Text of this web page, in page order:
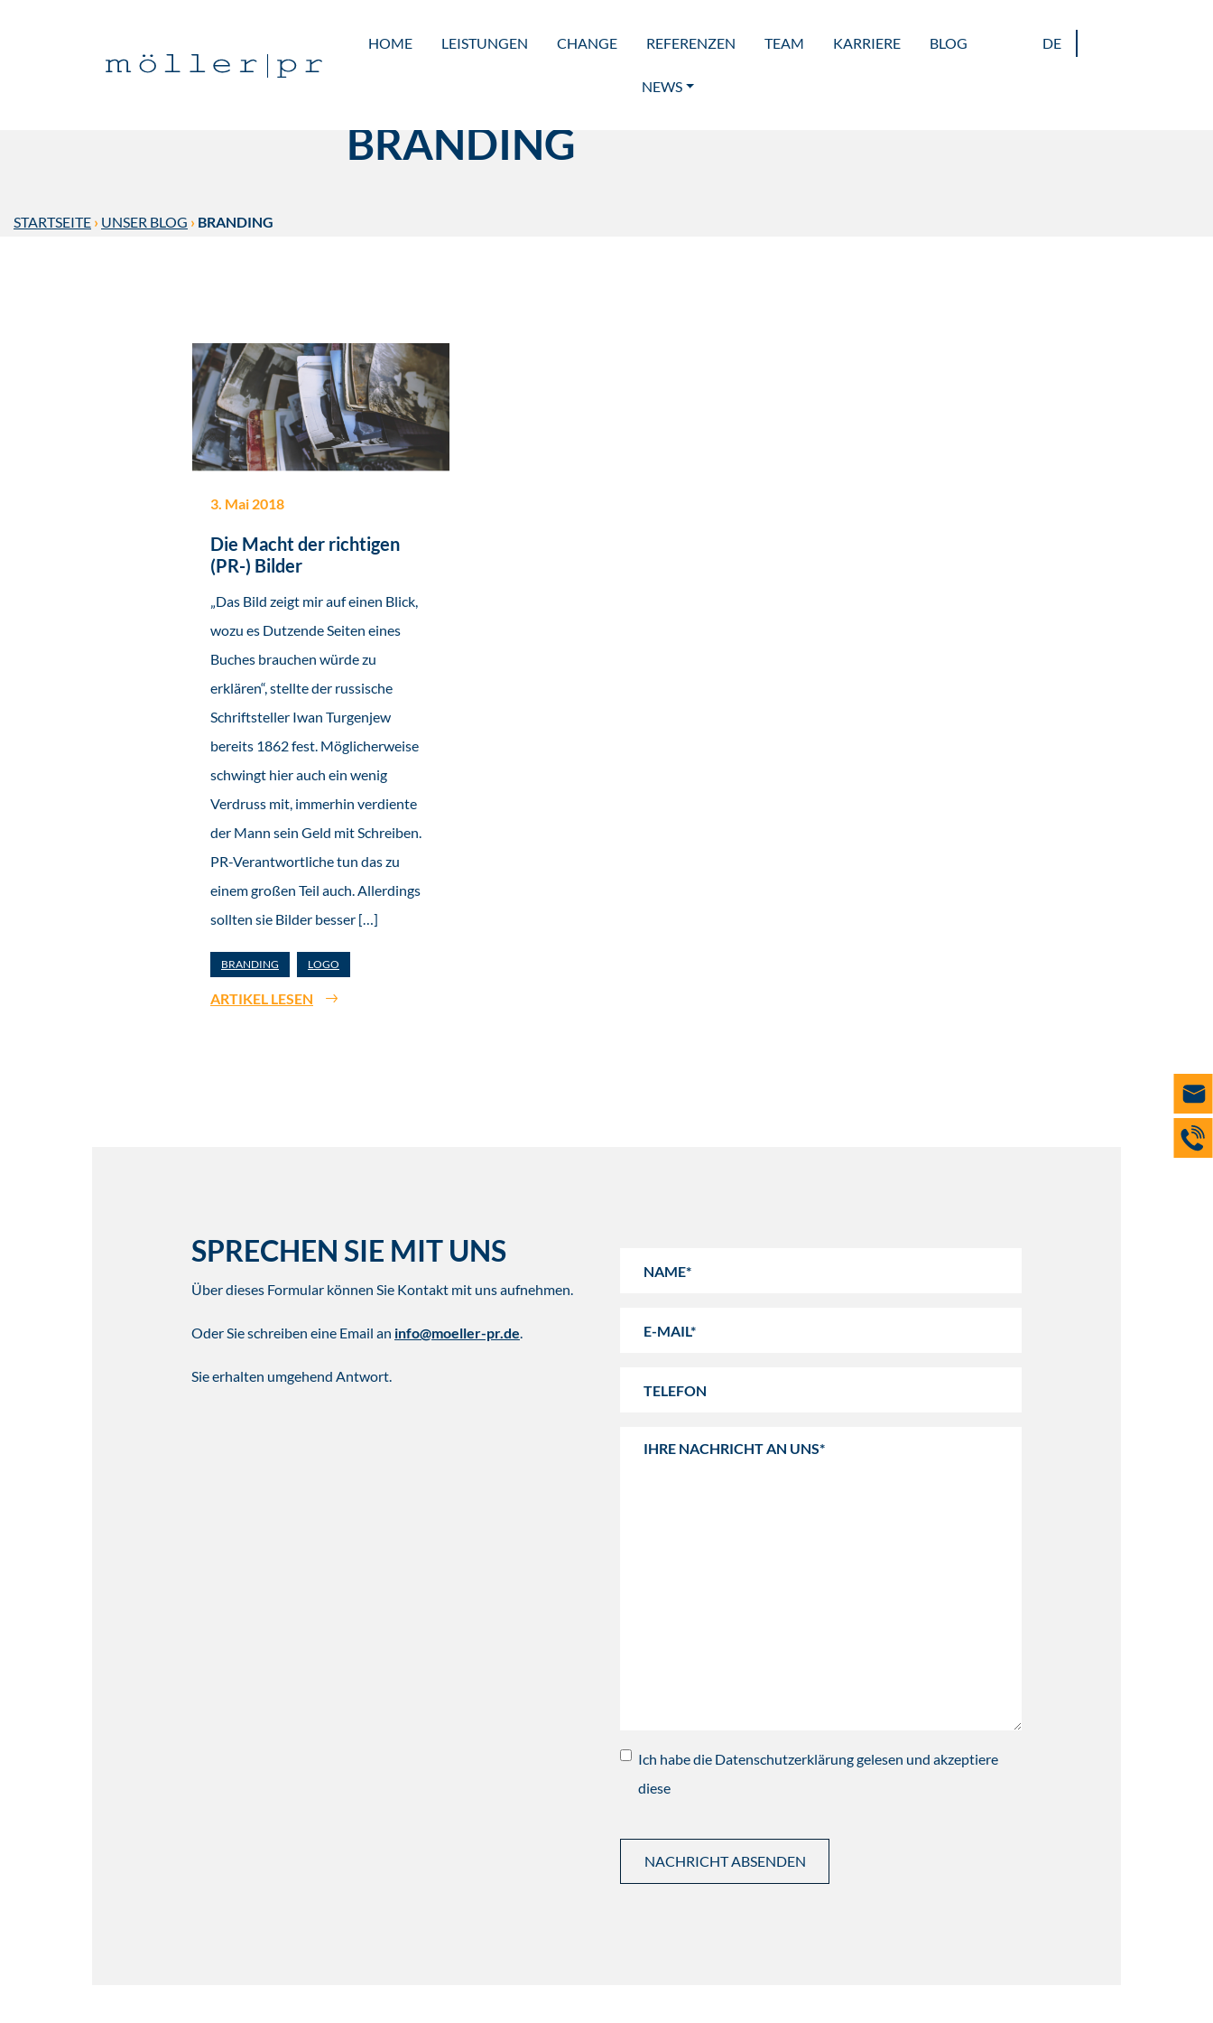
HOME LEISTUNGEN CHANGE REFERENZEN TEAM KARRIERE BLOG
NEWS
DE
BRANDING
STARTSEITE › UNSER BLOG › BRANDING
3. Mai 2018
Die Macht der richtigen
(PR-) Bilder
„Das Bild zeigt mir auf einen Blick,
wozu es Dutzende Seiten eines
Buches brauchen würde zu
erklären“, stellte der russische
Schriftsteller Iwan Turgenjew
bereits 1862 fest. Möglicherweise
schwingt hier auch ein wenig
Verdruss mit, immerhin verdiente
der Mann sein Geld mit Schreiben.
PR-Verantwortliche tun das zu
einem großen Teil auch. Allerdings
sollten sie Bilder besser […]
BRANDING LOGO
ARTIKEL LESEN
SPRECHEN SIE MIT UNS
Über dieses Formular können Sie Kontakt mit uns aufnehmen.
Oder Sie schreiben eine Email an info@moeller-pr.de.
Sie erhalten umgehend Antwort.
Ich habe die Datenschutzerklärung gelesen und akzeptiere
diese